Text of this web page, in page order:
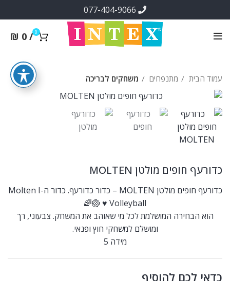
0
/
₪ 0
עמוד הבית מתנפחים משחקים לבריכה
כדורעף חופים מולטן MOLTEN
כדורעף חופים מולטן MOLTEN – כדור כדורעף. כדור ה-Molten I
♥ Volleyball 🏐🌈
הוא הבחירה המושלמת לכל מי שאוהב את המשחק. צבעוני, רך
ומושלם למשחקי חוץ ופנאי.
מידה 5
כדאי לכם להוסיף